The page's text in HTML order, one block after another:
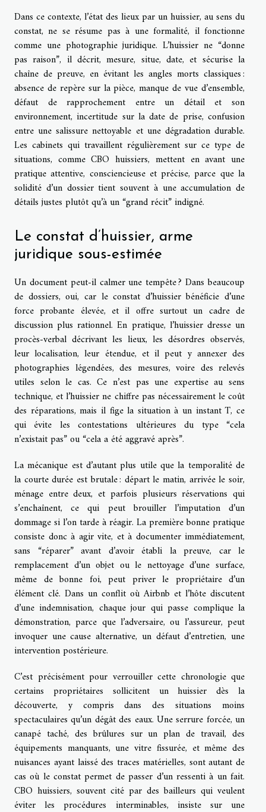
Dans ce contexte, l’état des lieux par un huissier, au sens du
constat, ne se résume pas à une formalité, il fonctionne
comme une photographie juridique. L’huissier ne “donne
pas raison”, il décrit, mesure, situe, date, et sécurise la
chaîne de preuve, en évitant les angles morts classiques :
absence de repère sur la pièce, manque de vue d’ensemble,
défaut de rapprochement entre un détail et son
environnement, incertitude sur la date de prise, confusion
entre une salissure nettoyable et une dégradation durable.
Les cabinets qui travaillent régulièrement sur ce type de
situations, comme CBO huissiers, mettent en avant une
pratique attentive, consciencieuse et précise, parce que la
solidité d’un dossier tient souvent à une accumulation de
détails justes plutôt qu’à un “grand récit” indigné.
Le constat d’huissier, arme
juridique sous-estimée
Un document peut-il calmer une tempête ? Dans beaucoup
de dossiers, oui, car le constat d’huissier bénéficie d’une
force probante élevée, et il offre surtout un cadre de
discussion plus rationnel. En pratique, l’huissier dresse un
procès-verbal décrivant les lieux, les désordres observés,
leur localisation, leur étendue, et il peut y annexer des
photographies légendées, des mesures, voire des relevés
utiles selon le cas. Ce n’est pas une expertise au sens
technique, et l’huissier ne chiffre pas nécessairement le coût
des réparations, mais il fige la situation à un instant T, ce
qui évite les contestations ultérieures du type “cela
n’existait pas” ou “cela a été aggravé après”.
La mécanique est d’autant plus utile que la temporalité de
la courte durée est brutale : départ le matin, arrivée le soir,
ménage entre deux, et parfois plusieurs réservations qui
s’enchaînent, ce qui peut brouiller l’imputation d’un
dommage si l’on tarde à réagir. La première bonne pratique
consiste donc à agir vite, et à documenter immédiatement,
sans “réparer” avant d’avoir établi la preuve, car le
remplacement d’un objet ou le nettoyage d’une surface,
même de bonne foi, peut priver le propriétaire d’un
élément clé. Dans un conflit où Airbnb et l’hôte discutent
d’une indemnisation, chaque jour qui passe complique la
démonstration, parce que l’adversaire, ou l’assureur, peut
invoquer une cause alternative, un défaut d’entretien, une
intervention postérieure.
C’est précisément pour verrouiller cette chronologie que
certains propriétaires sollicitent un huissier dès la
découverte, y compris dans des situations moins
spectaculaires qu’un dégât des eaux. Une serrure forcée, un
canapé taché, des brûlures sur un plan de travail, des
équipements manquants, une vitre fissurée, et même des
nuisances ayant laissé des traces matérielles, sont autant de
cas où le constat permet de passer d’un ressenti à un fait.
CBO huissiers, souvent cité par des bailleurs qui veulent
éviter les procédures interminables, insiste sur une